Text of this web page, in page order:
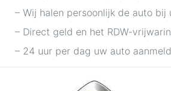
– Wij halen persoonlijk de auto bij
– Direct geld en het RDW-
– 24 uur per dag uw auto